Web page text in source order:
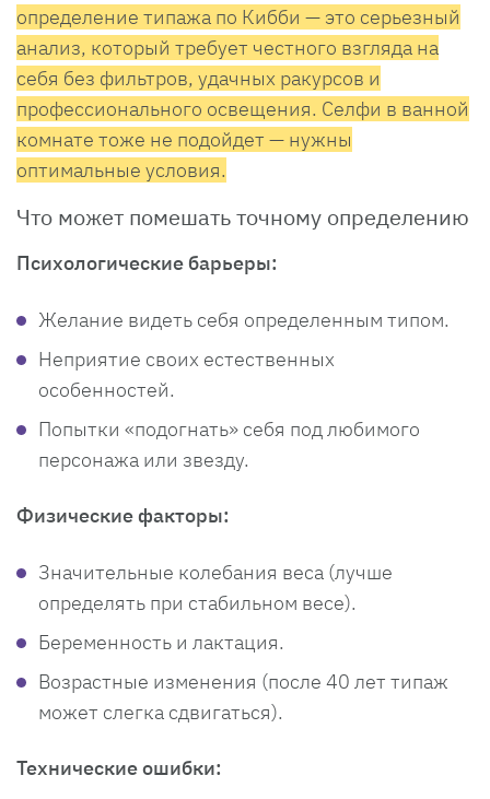
определение типажа по Кибби — это серьезный
анализ, который требует честного взгляда на
себя без фильтров, удачных ракурсов и
профессионального освещения. Селфи в ванной
комнате тоже не подойдет — нужны
оптимальные условия.
Что может помешать точному определению
Психологические барьеры:
Желание видеть себя определенным типом.
Неприятие своих естественных
особенностей.
Попытки «подогнать» себя под любимого
персонажа или звезду.
Физические факторы:
Значительные колебания веса (лучше
определять при стабильном весе).
Беременность и лактация.
Возрастные изменения (после 40 лет типаж
может слегка сдвигаться).
Технические ошибки: